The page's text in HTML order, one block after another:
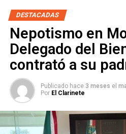
DESTACADAS
Nepotismo en
Delegado del
contrató a su
Publicado hace 3 meses el
Por El Clarinete